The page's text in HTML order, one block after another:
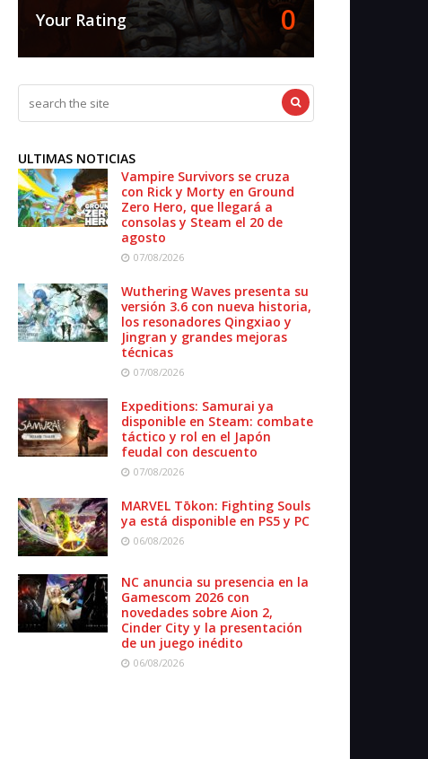
Your Rating 0
ULTIMAS NOTICIAS
Vampire Survivors se cruza
con Rick y Morty en Ground
Zero Hero, que llegará a
consolas y Steam el 20 de
agosto
07/08/2026
Wuthering Waves presenta su
versión 3.6 con nueva historia,
los resonadores Qingxiao y
Jingran y grandes mejoras
técnicas
07/08/2026
Expeditions: Samurai ya
disponible en Steam: combate
táctico y rol en el Japón
feudal con descuento
07/08/2026
MARVEL Tōkon: Fighting Souls
ya está disponible en PS5 y PC
06/08/2026
NC anuncia su presencia en la
Gamescom 2026 con
novedades sobre Aion 2,
Cinder City y la presentación
de un juego inédito
06/08/2026